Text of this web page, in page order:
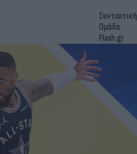
Συντακτική
Ομάδα
Flash.gr